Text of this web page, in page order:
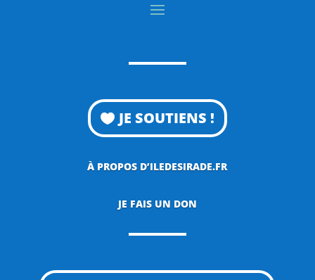
JE SOUTIENS !
À PROPOS D’ILEDESIRADE.FR
JE FAIS UN DON